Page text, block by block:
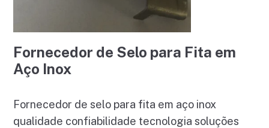
Fornecedor de Selo para Fita em
Aço Inox
Fornecedor de selo para fita em aço inox
qualidade confiabilidade tecnologia soluções